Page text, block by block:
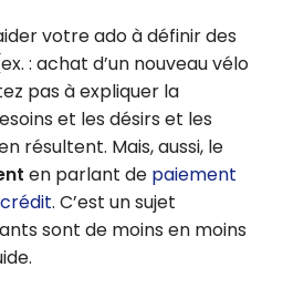
votre ado à définir des
: achat d’un nouveau vélo
pas à expliquer la
et les désirs et les
résultent. Mais, aussi, le
en parlant de paiement
. C’est un sujet
sont de moins en moins